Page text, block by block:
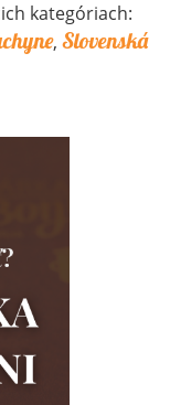
kategóriach:
, Slovenská